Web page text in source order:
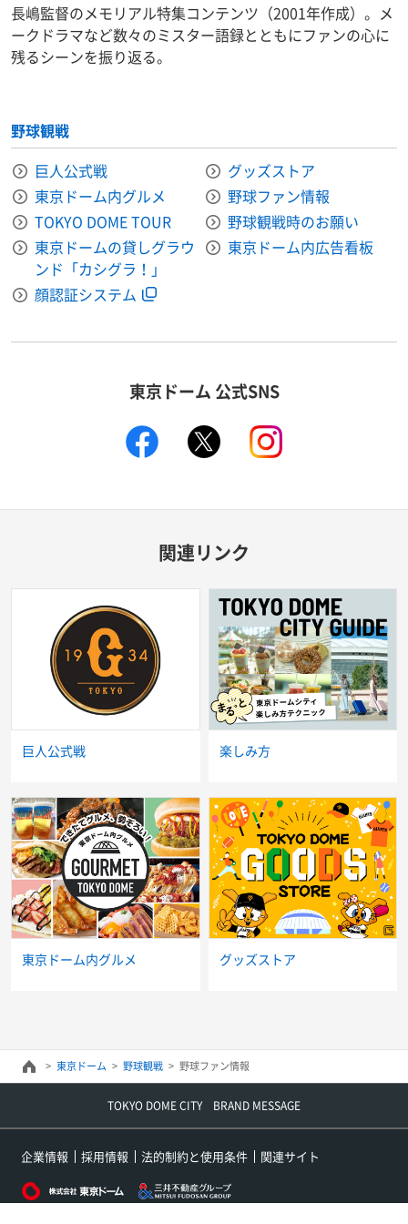
長嶋監督のメモリアル特集コンテンツ（2001年作成）。メ
ークドラマなど数々のミスター語録とともにファンの心に
残るシーンを振り返る。
野球観戦
巨人公式戦
グッズストア
東京ドーム内グルメ
野球ファン情報
TOKYO DOME TOUR
野球観戦時のお願い
東京ドームの貸しグラウ
ンド「カシグラ！」
東京ドーム内広告看板
顔認証システム
東京ドーム 公式SNS
facebook
関連リンク
巨人公式戦 楽しみ方
東京ドーム内グルメ グッズストア
東京ドーム 野球観戦 野球ファン情報
TOKYO DOME CITY BRAND MESSAGE
企業情報 採用情報 法的制約と使用条件 関連サイト